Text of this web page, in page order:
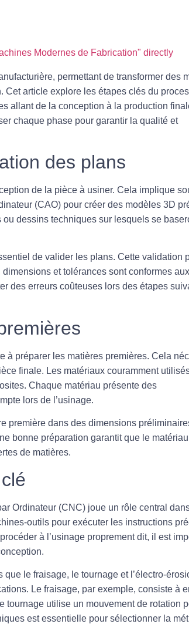
Modernes de Fabrication" directly
permettant de transformer des
Cet article explore les étapes clés du
allant de la conception à la production
chaque phase pour garantir la qualité et
des plans
de la pièce à usiner. Cela implique
(CAO) pour créer des modèles 3D
dessins techniques sur lesquels se
de valider les plans. Cette validation
et tolérances sont conformes aux
des erreurs coûteuses lors des étapes
à préparer les matières premières. Cela
finale. Les matériaux couramment
Chaque matériau présente des
lors de l’usinage.
première dans des dimensions
bonne préparation garantit que le
de matières.
Ordinateur (CNC) joue un rôle central
outils pour exécuter les instructions
à l’usinage proprement dit, il est
que le fraisage, le tournage et l’électro-
Le fraisage, par exemple, consiste à
tournage utilise un mouvement de rotation
est essentielle pour sélectionner la